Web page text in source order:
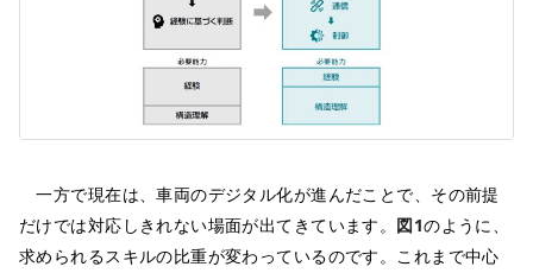
一方で現在は、車両のデジタル化が進んだことで、その前提
だけでは対応しきれない場面が出てきています。 図1のように、
求められるスキルの比重が変わっているのです。これまで中心